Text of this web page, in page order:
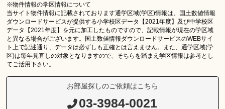
※物件情報の学区情報について
当サイト物件情報に記載されております通学区域(学区)情報は、国土数値情報
ダウンロードサービスが提供する小学校区データ【2021年度】及び中学校区
データ【2021年度】を元に加工したものですので、記載情報が現在の学区域
と異なる場合がございます。国土数値情報ダウンロードサービスのWEBサイ
ト上で記述通り、データは必ずしも正確とは言えません。また、通学区域(学
区)は毎年見直しの対象となりますので、そちらを踏まえ学区情報は参考とし
てご活用下さい。
お部屋探しのご依頼はこちら
03-3984-0021